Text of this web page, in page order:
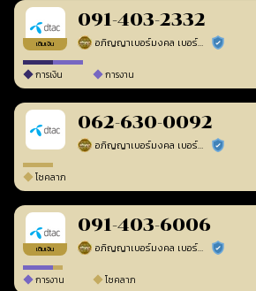
เติมเงิน
091-403-2332
อภิญญาเบอร์มงคล เบอร์สวยเลขศาสตร์ ร้านยืนยันแล้ว
การเงิน การงาน
062-630-0092
อภิญญาเบอร์มงคล เบอร์สวยเลขศาสตร์ ร้านยืนยันแล้ว
โชคลาภ
เติมเงิน
091-403-6006
อภิญญาเบอร์มงคล เบอร์สวยเลขศาสตร์ ร้านยืนยันแล้ว
การงาน โชคลาภ